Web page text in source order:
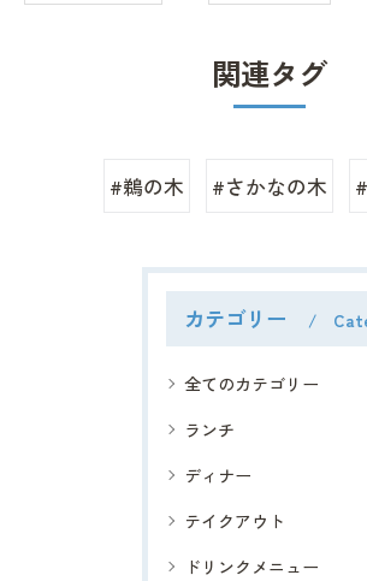
関連タグ
#鵜の木 #さかなの木
カテゴリー
全てのカテゴリー
ランチ
ディナー
テイクアウト
ドリンクメニュー